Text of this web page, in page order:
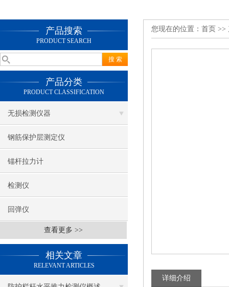
产品搜索
PRODUCT SEARCH
产品分类
PRODUCT CLASSIFICATION
无损检测仪器
钢筋保护层测定仪
锚杆拉力计
检测仪
回弹仪
查看更多 >>
相关文章
RELEVANT ARTICLES
您现在的位置： 首页 >>
详细介绍